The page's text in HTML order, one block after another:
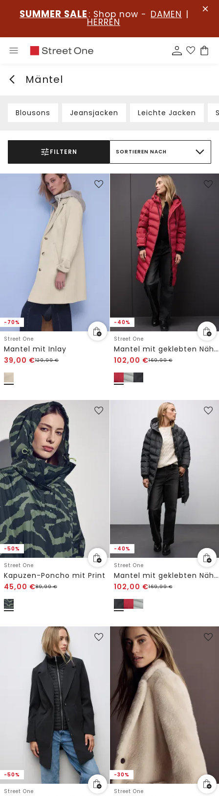
SUMMER SALE : Shop now - DAMEN |
HERREN
Mäntel
Blousons Jeansjacken Leichte Jacken
FILTERN SORTIEREN NACH
-70%
Street One
Mantel mit Inlay
39,00 €129,99€
-40%
Street One
Mantel mit geklebten Nähten
102,00 €169,99€
-50%
Street One
Kapuzen-Poncho mit Print
45,00 €89,99€
-40%
Street One
Mantel mit geklebten Nähten
102,00 €169,99€
-50%
Street One
-30%
Street One